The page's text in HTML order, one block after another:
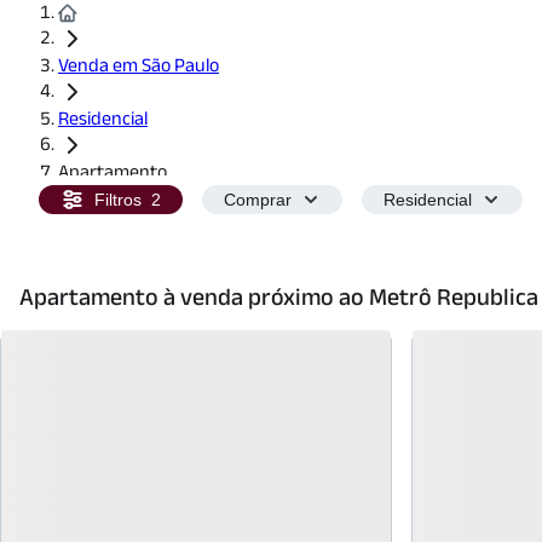
Venda em São Paulo
Residencial
Apartamento
Filtros 2 Comprar Residencial
Apartamento à venda próximo ao Metrô Republica